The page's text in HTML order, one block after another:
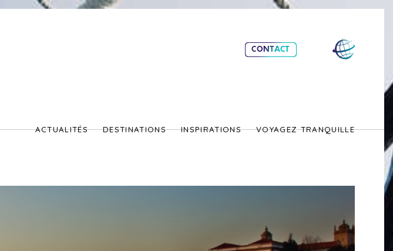
ACTUALITÉS DESTINATIONS INSPIRATIONS VOYAGEZ TRANQUILLE
CONTACT